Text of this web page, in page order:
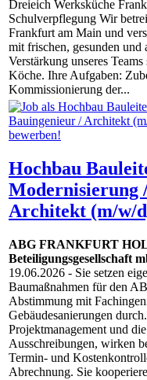
Dreieich Werksküche
Schulverpflegung Wir
Frankfurt am Main und
mit frischen, gesunden
Verstärkung unseres
Köche. Ihre Aufgaben:
Kommissionierung der...
Hochbau
Modernisierung
Architekt (m/w/
ABG FRANKFURT
Beteiligungsgesellschaft
19.06.2026 - Sie setzen
Baumaßnahmen für den
Abstimmung mit
Gebäudesanierungen
Projektmanagement und
Ausschreibungen, wirken
Termin- und
Abrechnung. Sie